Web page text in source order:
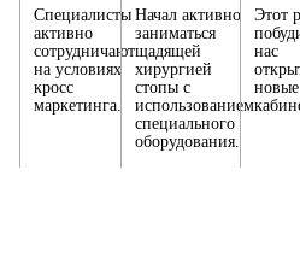
Специалисты
активно
сотрудничают
на условиях
кросс
маркетинга.
Начал активно
заниматься
щадящей
хирургией
стопы с
использованием
специального
оборудования.
Этот
нас
новые